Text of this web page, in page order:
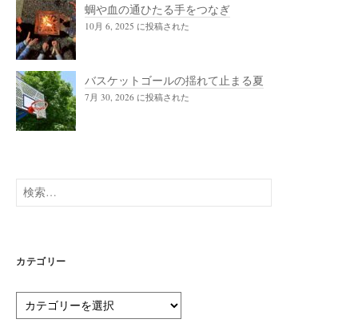
蜩や血の通ひたる手をつなぎ
10月 6, 2025 に投稿された
バスケットゴールの揺れて止まる夏
7月 30, 2026 に投稿された
検
索:
カテゴリー
カ
テ